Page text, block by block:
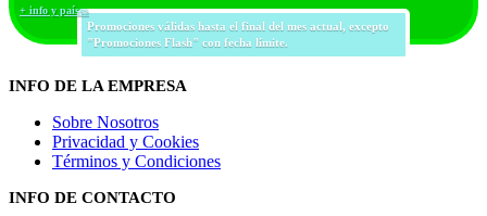
+ info y países
Promociones válidas hasta el final del mes actual, excepto
"Promociones Flash" con fecha límite.
INFO DE LA EMPRESA
Sobre Nosotros
Privacidad y Cookies
Términos y Condiciones
INFO DE CONTACTO